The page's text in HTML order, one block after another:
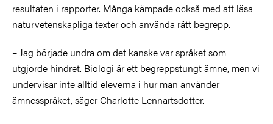
resultaten i rapporter. Många kämpade också med att läsa
naturvetenskapliga texter och använda rätt begrepp.
– Jag började undra om det kanske var språket som
utgjorde hindret. Biologi är ett begreppstungt ämne, men vi
undervisar inte alltid eleverna i hur man använder
ämnesspråket, säger Charlotte Lennartsdotter.